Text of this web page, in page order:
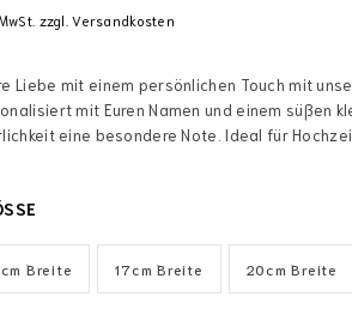
Liebe mit einem persönlichen Touch mit
mit Euren Namen und einem süßen
eine besondere Note. Ideal für
Breite 17cm Breite 20cm Breite
zzgl.Versandkosten